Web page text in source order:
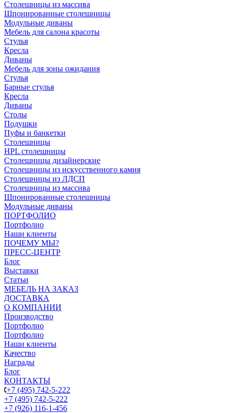
Столешницы из массива
Шпонированные столешницы
Модульные диваны
Мебель для салона красоты
Стулья
Кресла
Диваны
Мебель для зоны ожидания
Стулья
Барные стулья
Кресла
Диваны
Столы
Подушки
Пуфы и банкетки
Столешницы
HPL столешницы
Столешницы дизайнерские
Столешницы из искусственного камня
Столешницы из ЛДСП
Столешницы из массива
Шпонированные столешницы
Модульные диваны
ПОРТФОЛИО
Портфолио
Наши клиенты
ПОЧЕМУ МЫ?
ПРЕСС-ЦЕНТР
Блог
Выставки
Статьи
МЕБЕЛЬ НА ЗАКАЗ
ДОСТАВКА
О КОМПАНИИ
Производство
Портфолио
Портфолио
Наши клиенты
Качество
Награды
Блог
КОНТАКТЫ
+7 (495) 742-5-222
+7 (495) 742-5-222
+7 (926) 116-1-456